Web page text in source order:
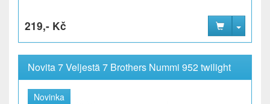
219,- Kč
Novita 7 Veljestä 7 Brothers Nummi 952 twilight
Novinka